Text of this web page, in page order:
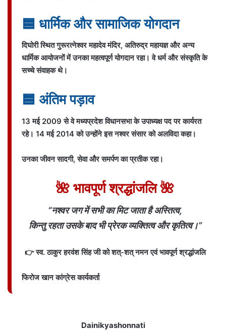
🟦 धार्मिक और सामाजिक योगदान
दिघोरी स्थित गुरूरत्नेश्वर महादेव मंदिर, अतिरुद्र महायज्ञ और अन्य
धार्मिक आयोजनों में उनका महत्वपूर्ण योगदान रहा। वे धर्म और संस्कृति के
सच्चे संवाहक थे।
🟦 अंतिम पड़ाव
13 मई 2009 से वे मध्यप्रदेश विधानसभा के उपाध्यक्ष पद पर कार्यरत
रहे। 14 मई 2014 को उन्होंने इस नश्वर संसार को अलविदा कहा।
उनका जीवन सादगी, सेवा और समर्पण का प्रतीक रहा।
🌺 भावपूर्ण श्रद्धांजलि 🌺
“नश्वर जग में सभी का मिट जाता है अस्तित्व,
किन्तु रहता उसके बाद भी प्रेरक व्यक्तित्व और कृतित्व।”
👉 स्व. ठाकुर हरवंश सिंह जी को शत्-शत् नमन एवं भावपूर्ण श्रद्धांजलि
फिरोज खान कांग्रेस कार्यकर्ता
Dainikyashonnati